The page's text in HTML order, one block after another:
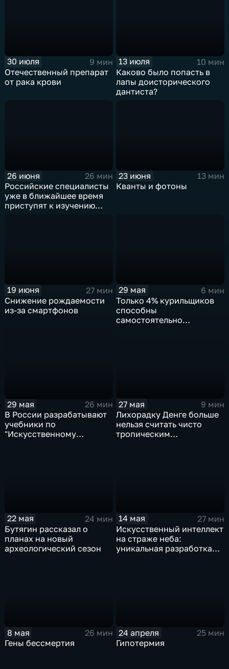
30 июля
9 мин
Отечественный препарат
от рака крови
13 июля
10 мин
Каково было попасть в
лапы доисторического
дантиста?
26 июня
26 мин
Российские специалисты
уже в ближайшее время
приступят к изучению
23 июня
13 мин
Кванты и фотоны
19 июня
27 мин
Снижение рождаемости
из-за смартфонов
29 мая
6 мин
Только 4% курильщиков
способны
самостоятельно
29 мая
26 мин
В России разрабатывают
учебники по
"Искусственному
27 мая
9 мин
Лихорадку Денге больше
нельзя считать чисто
тропическим
22 мая
24 мин
Бутягин рассказал о
планах на новый
археологический сезон
14 мая
27 мин
Искусственный интеллект
на страже неба:
уникальная разработка
8 мая
26 мин
Гены бессмертия
24 апреля
25 мин
Гипотермия